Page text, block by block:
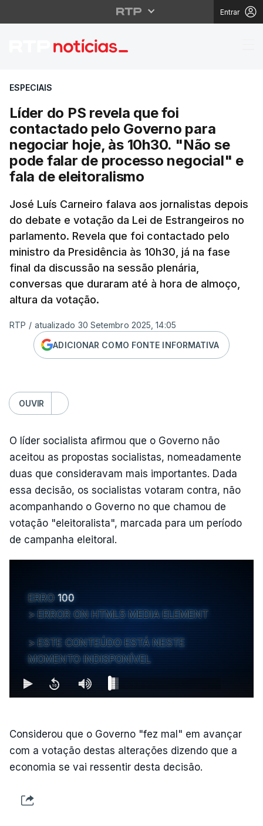
Entrar
Líder do PS revela
ESPECIAIS
Líder do PS revela que foi
contactado pelo Governo para
negociar hoje, às 10h30. "Não se
pode falar de processo negocial" e
fala de eleitoralismo
José Luís Carneiro falava aos jornalistas depois
do debate e votação da Lei de Estrangeiros no
parlamento. Revela que foi contactado pelo
ministro da Presidência às 10h30, já na fase
final da discussão na sessão plenária,
conversas que duraram até à hora de almoço,
altura da votação.
RTP / atualizado 30 Setembro 2025, 14:05
ADICIONAR COMO FONTE INFORMATIVA
OUVIR
O líder socialista afirmou que o Governo não
aceitou as propostas socialistas, nomeadamente
duas que consideravam mais importantes. Dada
essa decisão, os socialistas votaram contra, não
acompanhando o Governo no que chamou de
votação "eleitoralista", marcada para um período
de campanha eleitoral.
ERRO 100
ERROR ON HTML5 MEDIA ELEMENT
ESTE CONTEÚDO ESTÁ NESTE
MOMENTO INDISPONÍVEL
Considerou que o Governo "fez mal" em avançar
com a votação destas alterações dizendo que a
economia se vai ressentir desta decisão.